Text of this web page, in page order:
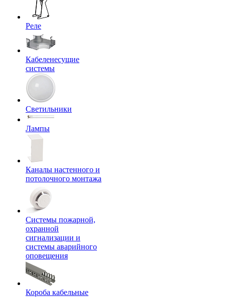
Реле
Кабеленесущие
системы
Светильники
Лампы
Каналы настенного и
потолочного монтажа
Системы пожарной,
охранной
сигнализации и
системы аварийного
оповещения
Короба кабельные